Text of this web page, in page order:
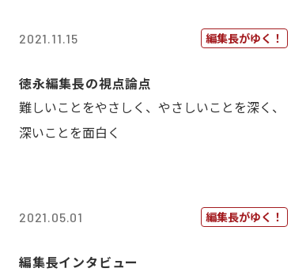
2021.11.15 編集長がゆく！
徳永編集長の視点論点
難しいことをやさしく、やさしいことを深く、
深いことを面白く
2021.05.01 編集長がゆく！
編集長インタビュー